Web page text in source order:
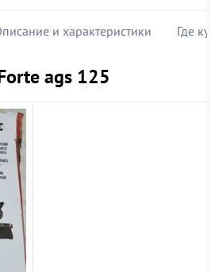
и характеристики Где
ags 125